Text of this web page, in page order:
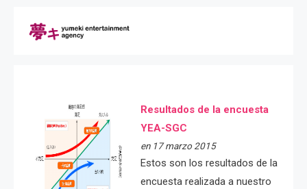
Resultados de la encuesta
YEA-SGC
en 17 marzo 2015
Estos son los resultados de la
encuesta realizada a nuestro